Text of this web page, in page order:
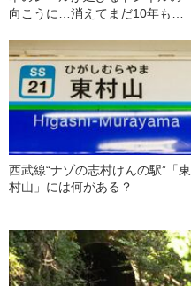
向こうに…消えてまだ10年も経
線」跡で待っていた“行く末”
西武線“ナゾの志村けんの駅”「東
村山」には何がある？